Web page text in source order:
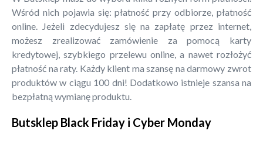
Wśród nich pojawia się: płatność przy odbiorze, płatność
online. Jeżeli zdecydujesz się na zapłatę przez internet,
możesz zrealizować zamówienie za pomocą karty
kredytowej, szybkiego przelewu online, a nawet rozłożyć
płatność na raty. Każdy klient ma szansę na darmowy zwrot
produktów w ciągu 100 dni! Dodatkowo istnieje szansa na
bezpłatną wymianę produktu.
Butsklep Black Friday i Cyber Monday